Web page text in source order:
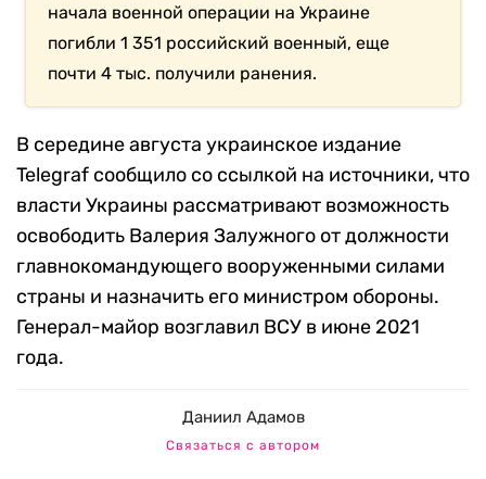
начала военной операции на Украине
погибли 1 351 российский военный, еще
почти 4 тыс. получили ранения.
В середине августа украинское издание
Telegraf сообщило со ссылкой на источники, что
власти Украины рассматривают возможность
освободить Валерия Залужного от должности
главнокомандующего вооруженными силами
страны и назначить его министром обороны.
Генерал-майор возглавил ВСУ в июне 2021
года.
Даниил Адамов
Связаться с автором